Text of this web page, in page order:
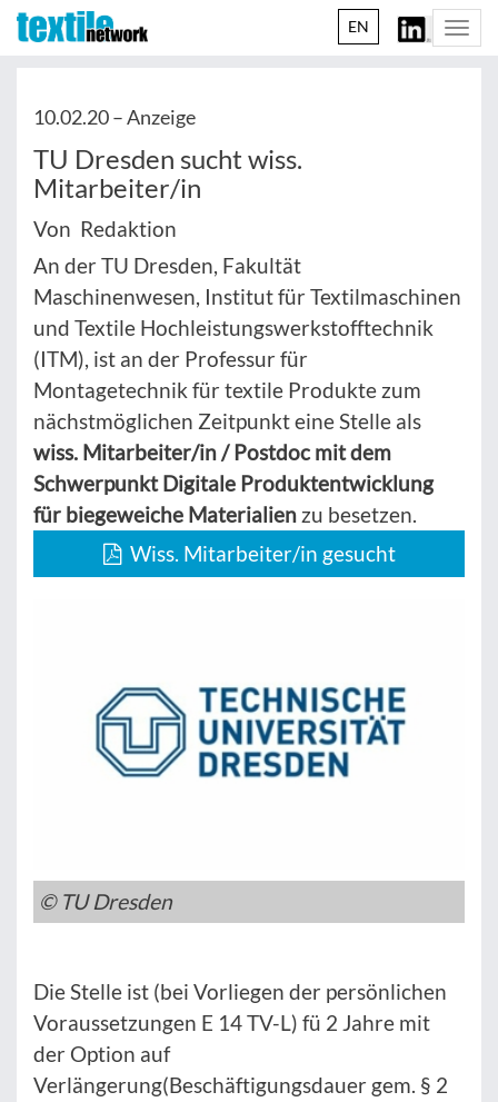
EN
10.02.20 –Anzeige
TU Dresden sucht wiss.
Mitarbeiter/in
Von Redaktion
An der TU Dresden, Fakultät
Maschinenwesen, Institut für Textilmaschinen
und Textile Hochleistungswerkstofftechnik
(ITM), ist an der Professur für
Montagetechnik für textile Produkte zum
nächstmöglichen Zeitpunkt eine Stelle als
wiss. Mitarbeiter/in / Postdoc mit dem
Schwerpunkt Digitale Produktentwicklung
für biegeweiche Materialien zu besetzen.
Wiss. Mitarbeiter/in gesucht
© TU Dresden
Die Stelle ist (bei Vorliegen der persönlichen
Voraussetzungen E 14 TV-L) fü 2 Jahre mit
der Option auf
Verlängerung(Beschäftigungsdauer gem. § 2